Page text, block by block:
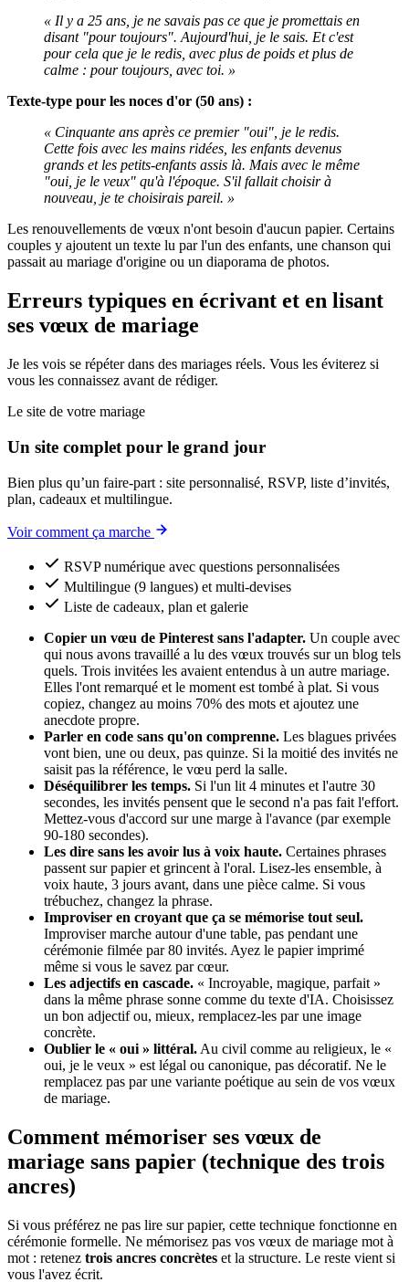
« Il y a 25 ans, je ne savais pas ce que je promettais en
disant "pour toujours". Aujourd'hui, je le sais. Et c'est
pour cela que je le redis, avec plus de poids et plus de
calme : pour toujours, avec toi. »
Texte-type pour les noces d'or (50 ans) :
« Cinquante ans après ce premier "oui", je le redis.
Cette fois avec les mains ridées, les enfants devenus
grands et les petits-enfants assis là. Mais avec le même
"oui, je le veux" qu'à l'époque. S'il fallait choisir à
nouveau, je te choisirais pareil. »
Les renouvellements de vœux n'ont besoin d'aucun papier. Certains
couples y ajoutent un texte lu par l'un des enfants, une chanson qui
passait au mariage d'origine ou un diaporama de photos.
Erreurs typiques en écrivant et en lisant
ses vœux de mariage
Je les vois se répéter dans des mariages réels. Vous les éviterez si
vous les connaissez avant de rédiger.
Le site de votre mariage
Un site complet pour le grand jour
Bien plus qu’un faire-part : site personnalisé, RSVP, liste d’invités,
plan, cadeaux et multilingue.
Voir comment ça marche
RSVP numérique avec questions personnalisées
Multilingue (9 langues) et multi-devises
Liste de cadeaux, plan et galerie
Copier un vœu de Pinterest sans l'adapter. Un couple avec
qui nous avons travaillé a lu des vœux trouvés sur un blog tels
quels. Trois invitées les avaient entendus à un autre mariage.
Elles l'ont remarqué et le moment est tombé à plat. Si vous
copiez, changez au moins 70% des mots et ajoutez une
anecdote propre.
Parler en code sans qu'on comprenne. Les blagues privées
vont bien, une ou deux, pas quinze. Si la moitié des invités ne
saisit pas la référence, le vœu perd la salle.
Déséquilibrer les temps. Si l'un lit 4 minutes et l'autre 30
secondes, les invités pensent que le second n'a pas fait l'effort.
Mettez-vous d'accord sur une marge à l'avance (par exemple
90-180 secondes).
Les dire sans les avoir lus à voix haute. Certaines phrases
passent sur papier et grincent à l'oral. Lisez-les ensemble, à
voix haute, 3 jours avant, dans une pièce calme. Si vous
trébuchez, changez la phrase.
Improviser en croyant que ça se mémorise tout seul.
Improviser marche autour d'une table, pas pendant une
cérémonie filmée par 80 invités. Ayez le papier imprimé
même si vous le savez par cœur.
Les adjectifs en cascade. « Incroyable, magique, parfait »
dans la même phrase sonne comme du texte d'IA. Choisissez
un bon adjectif ou, mieux, remplacez-les par une image
concrète.
Oublier le « oui » littéral. Au civil comme au religieux, le «
oui, je le veux » est légal ou canonique, pas décoratif. Ne le
remplacez pas par une variante poétique au sein de vos vœux
de mariage.
Comment mémoriser ses vœux de
mariage sans papier (technique des trois
ancres)
Si vous préférez ne pas lire sur papier, cette technique fonctionne en
cérémonie formelle. Ne mémorisez pas vos vœux de mariage mot à
mot : retenez trois ancres concrètes et la structure. Le reste vient si
vous l'avez écrit.